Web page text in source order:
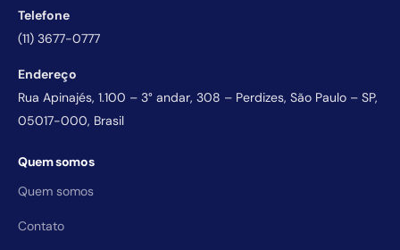
Telefone
(11) 3677-0777
Endereço
Rua Apinajés, 1.100 – 3° andar, 308 – Perdizes, São Paulo – SP,
05017-000, Brasil
Quem somos
Quem somos
Contato